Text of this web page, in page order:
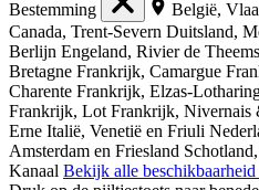
Bestemming
België,
Canada, Trent-Severn Duitsland,
Berlijn Engeland, Rivier de Theems
Bretagne Frankrijk, Camargue
Charente Frankrijk, Elzas-
Frankrijk, Lot Frankrijk, Nivernais
Erne Italië, Venetië en Friuli
Amsterdam en Friesland
Kanaal Bekijk alle beschikbaarheid